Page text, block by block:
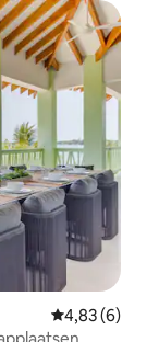
Gemiddelde
4,83 (6)